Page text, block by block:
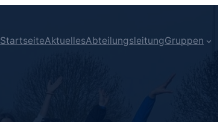
StartseiteAktuellesAbteilungsleitungGruppen